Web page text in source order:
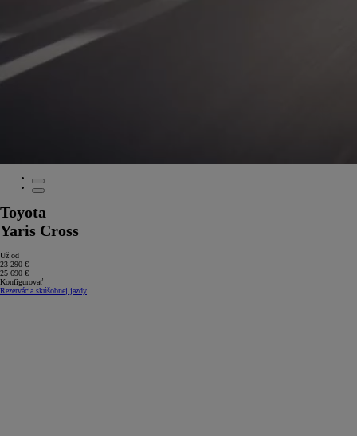
Toyota
Yaris Cross
Už od
23 290 €
25 690 €
Konfigurovať
Rezervácia skúšobnej jazdy